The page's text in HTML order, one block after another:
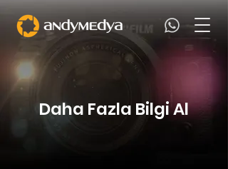
Daha Fazla Bilgi Al